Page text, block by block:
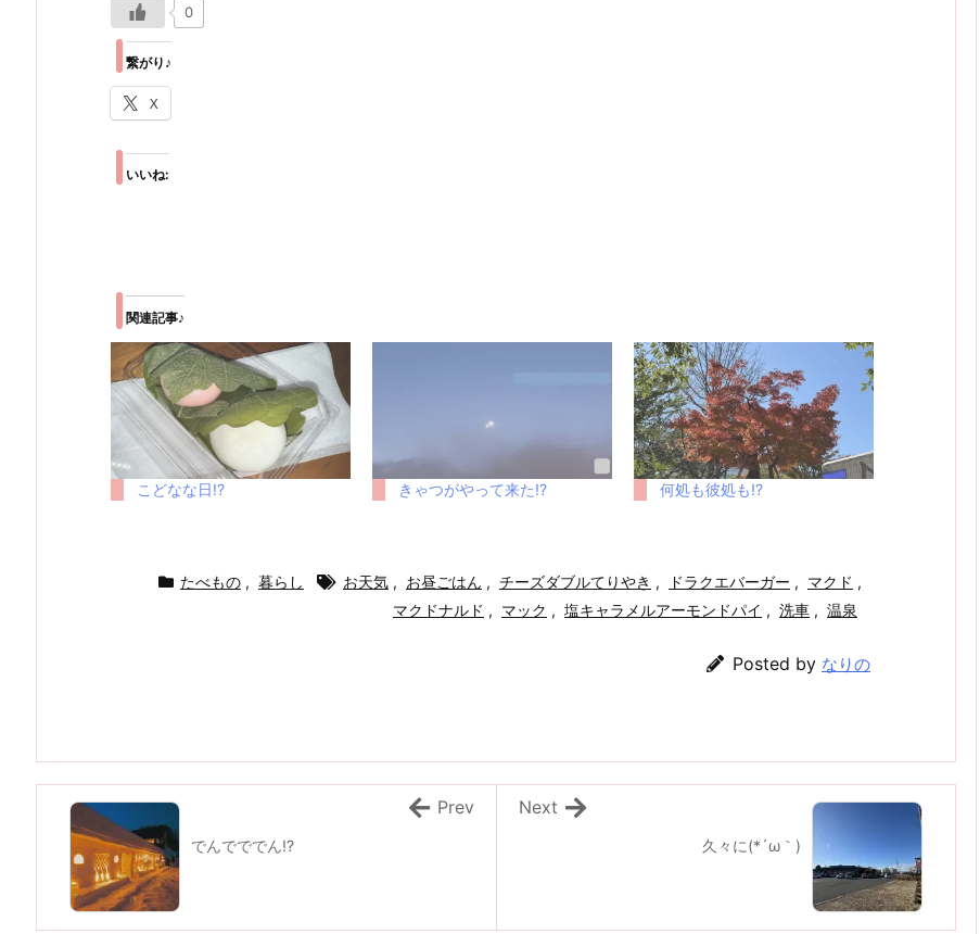
0
繋がり♪
X
いいね:
関連記事♪
こどなな日!? きゃつがやって来た!? 何処も彼処も!?
たべもの , 暮らし お天気 , お昼ごはん , チーズダブルてりやき , ドラクエバーガー , マクド ,
マクドナルド , マック , 塩キャラメルアーモンドパイ , 洗車 , 温泉
Posted by なりの
久々に(*´ω｀)
Next
でんでででん!?
Prev